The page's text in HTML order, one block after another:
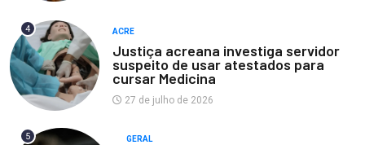
4 ACRE
Justiça acreana investiga servidor
suspeito de usar atestados para
cursar Medicina
27 de julho de 2026
5 GERAL